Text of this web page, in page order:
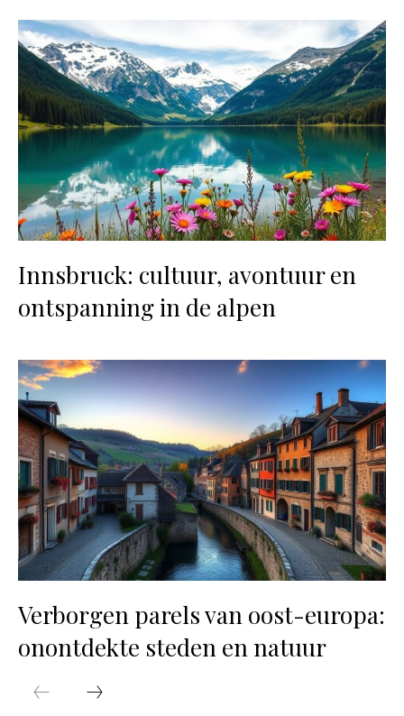
Innsbruck: cultuur, avontuur en
ontspanning in de alpen
Verborgen parels van oost-europa:
onontdekte steden en natuur